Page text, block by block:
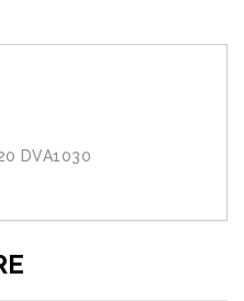
DVA1030